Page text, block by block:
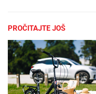
PROČITAJTE JOŠ